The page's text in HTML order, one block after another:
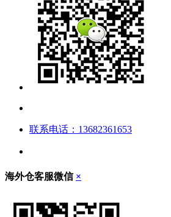
联系电话：13682361653
海外仓客服微信 ×